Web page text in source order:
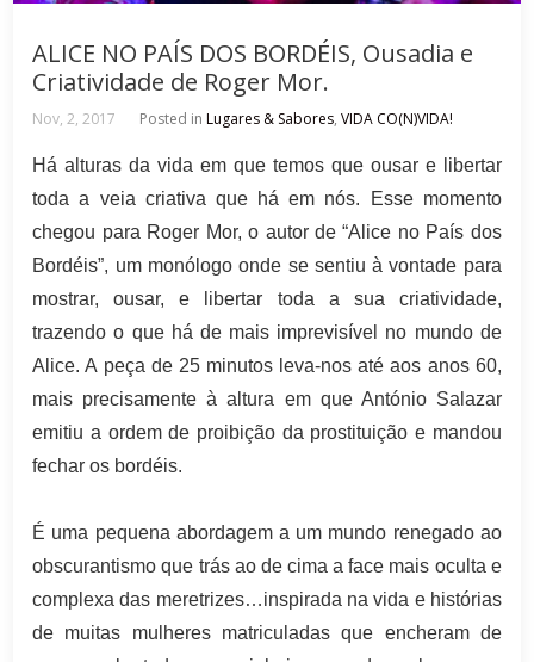
ALICE NO PAÍS DOS BORDÉIS, Ousadia e
Criatividade de Roger Mor.
Nov, 2, 2017 Posted inLugares & Sabores,VIDA CO(N)VIDA!
Há alturas da vida em que temos que ousar e libertar
toda a veia criativa que há em nós. Esse momento
chegou para Roger Mor, o autor de “Alice no País dos
Bordéis”, um monólogo onde se sentiu à vontade para
mostrar, ousar, e libertar toda a sua criatividade,
trazendo o que há de mais imprevisível no mundo de
Alice. A peça de 25 minutos leva-nos até aos anos 60,
mais precisamente à altura em que António Salazar
emitiu a ordem de proibição da prostituição e mandou
fechar os bordéis.
É uma pequena abordagem a um mundo renegado ao
obscurantismo que trás ao de cima a face mais oculta e
complexa das meretrizes…inspirada na vida e histórias
de muitas mulheres matriculadas que encheram de